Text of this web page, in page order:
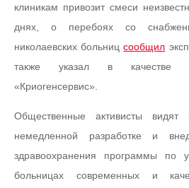
клиникам привозит смеси
днях, о перебоях со
николаевских больницсообщил
также указал в качестве
«Криогенсервис».
Общественные активисты
немедленной разработке и
здравоохранения программы по
больницах современных и